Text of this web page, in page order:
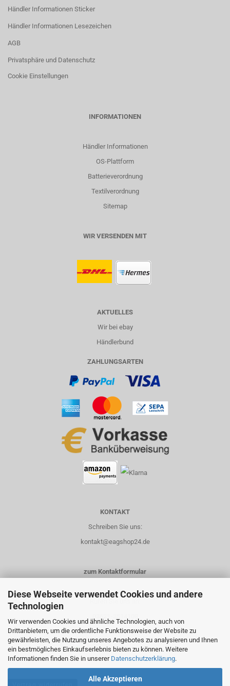
Diese Webseite verwendet Cookies und andere
Technologien
Wir verwenden Cookies und ähnliche Technologien, auch von
Drittanbietern, um die ordentliche Funktionsweise der Website zu
gewährleisten, die Nutzung unseres Angebotes zu analysieren und Ihnen
ein bestmögliches Einkaufserlebnis bieten zu können. Weitere
Informationen finden Sie in unserer Datenschutzerklärung.
Alle Akzeptieren
Händler Informationen Sticker
Händler Informationen Lesezeichen
AGB
Privatsphäre und Datenschutz
Cookie Einstellungen
INFORMATIONEN
Händler Informationen
OS-Plattform
Batterieverordnung
Textilverordnung
Sitemap
WIR VERSENDEN MIT
AKTUELLES
Wir bei ebay
Händlerbund
ZAHLUNGSARTEN
KONTAKT
Schreiben Sie uns:
kontakt@eagshop24.de
zum Kontaktformular
0151-14435658